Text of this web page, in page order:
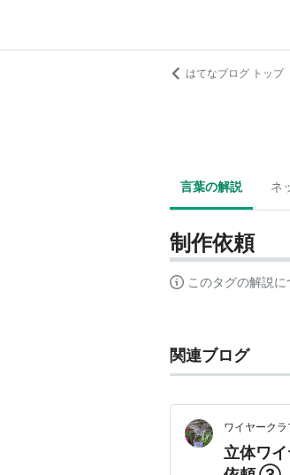
はてなブログ トップ
言葉の解説 ネ
制作依頼
このタグの解説に
関連ブログ
ワイヤーク
立体ワ